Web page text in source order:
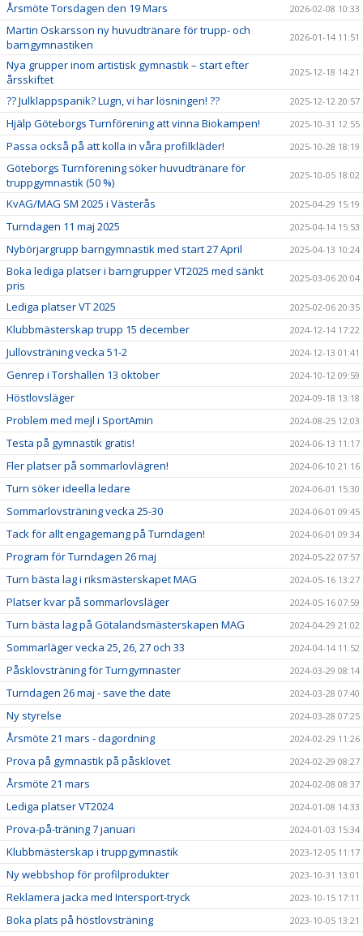
Årsmöte Torsdagen den 19 Mars 2026-02-08 10:33
Martin Oskarsson ny huvudtränare för trupp- och
barngymnastiken
2026-01-14 11:51
Nya grupper inom artistisk gymnastik – start efter
årsskiftet
2025-12-18 14:21
?? Julklappspanik? Lugn, vi har lösningen! ?? 2025-12-12 20:57
Hjälp Göteborgs Turnförening att vinna Biokampen! 2025-10-31 12:55
Passa också på att kolla in våra profilkläder! 2025-10-28 18:19
Göteborgs Turnförening söker huvudtränare för
truppgymnastik (50 %)
2025-10-05 18:02
KvAG/MAG SM 2025 i Västerås 2025-04-29 15:19
Turndagen 11 maj 2025 2025-04-14 15:53
Nybörjargrupp barngymnastik med start 27 April 2025-04-13 10:24
Boka lediga platser i barngrupper VT2025 med sänkt
pris
2025-03-06 20:04
Lediga platser VT 2025 2025-02-06 20:35
Klubbmästerskap trupp 15 december 2024-12-14 17:22
Jullovsträning vecka 51-2 2024-12-13 01:41
Genrep i Torshallen 13 oktober 2024-10-12 09:59
Höstlovsläger 2024-09-18 13:18
Problem med mejl i SportAmin 2024-08-25 12:03
Testa på gymnastik gratis! 2024-06-13 11:17
Fler platser på sommarlovlägren! 2024-06-10 21:16
Turn söker ideella ledare 2024-06-01 15:30
Sommarlovsträning vecka 25-30 2024-06-01 09:45
Tack för allt engagemang på Turndagen! 2024-06-01 09:34
Program för Turndagen 26 maj 2024-05-22 07:57
Turn bästa lag i riksmästerskapet MAG 2024-05-16 13:27
Platser kvar på sommarlovsläger 2024-05-16 07:59
Turn bästa lag på Götalandsmästerskapen MAG 2024-04-29 21:02
Sommarläger vecka 25, 26, 27 och 33 2024-04-14 11:52
Påsklovsträning för Turngymnaster 2024-03-29 08:14
Turndagen 26 maj - save the date 2024-03-28 07:40
Ny styrelse 2024-03-28 07:25
Årsmöte 21 mars - dagordning 2024-02-29 11:26
Prova på gymnastik på påsklovet 2024-02-29 08:27
Årsmöte 21 mars 2024-02-08 08:37
Lediga platser VT2024 2024-01-08 14:33
Prova-på-träning 7 januari 2024-01-03 15:34
Klubbmästerskap i truppgymnastik 2023-12-05 11:17
Ny webbshop för profilprodukter 2023-10-31 13:01
Reklamera jacka med Intersport-tryck 2023-10-15 17:11
Boka plats på höstlovsträning 2023-10-05 13:21